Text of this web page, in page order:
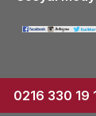
0216 330 19